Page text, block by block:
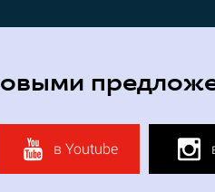
в Youtube